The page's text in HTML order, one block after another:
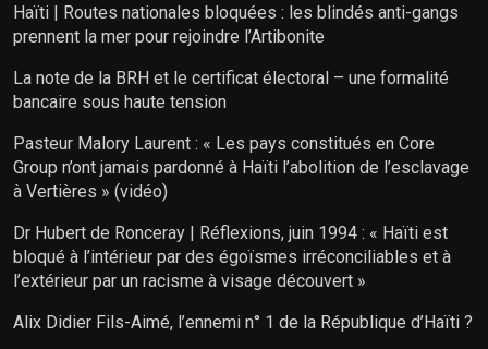
Haïti | Routes nationales bloquées : les blindés anti-gangs
prennent la mer pour rejoindre l’Artibonite
La note de la BRH et le certificat électoral – une formalité
bancaire sous haute tension
Pasteur Malory Laurent : « Les pays constitués en Core
Group n’ont jamais pardonné à Haïti l’abolition de l’esclavage
à Vertières » (vidéo)
Dr Hubert de Ronceray | Réflexions, juin 1994 : « Haïti est
bloqué à l’intérieur par des égoïsmes irréconciliables et à
l’extérieur par un racisme à visage découvert »
Alix Didier Fils-Aimé, l’ennemi n° 1 de la République d’Haïti ?